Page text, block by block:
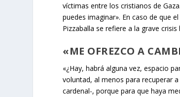
víctimas entre los cristianos de
puedes imaginar». En caso de que
Pizzaballa se refiere a la grave
«ME OFREZCO A
«¿Hay, habrá alguna vez, espacio
voluntad, al menos para recuperar
cardenal-, porque para que haya